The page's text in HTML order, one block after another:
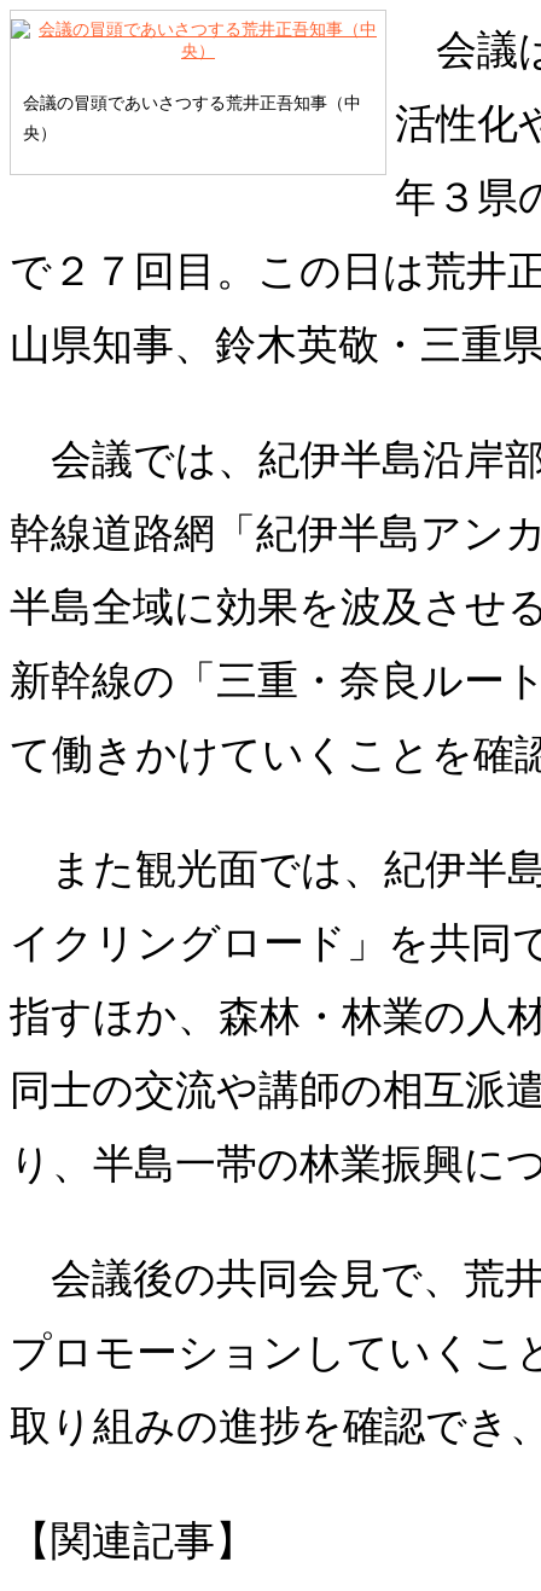
会議の冒頭であいさつする荒井正吾知事（中
央）
会議
活性化
年３県
で２７回目。この日は荒井
山県知事、鈴木英敬・三重
会議では、紀伊半島沿岸
幹線道路網「紀伊半島アン
半島全域に効果を波及させ
新幹線の「三重・奈良ルー
て働きかけていくことを確
また観光面では、紀伊半
イクリングロード」を共同
指すほか、森林・林業の人
同士の交流や講師の相互派
り、半島一帯の林業振興に
会議後の共同会見で、荒
プロモーションしていくこ
取り組みの進捗を確認でき
【関連記事】